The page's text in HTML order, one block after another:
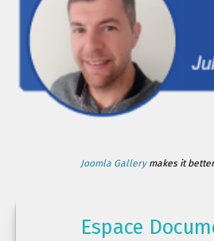
Joomla Gallerymakes it
Espace